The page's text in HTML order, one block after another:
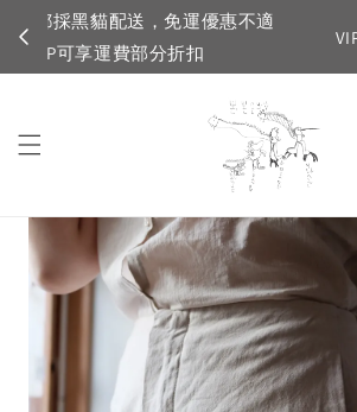
VIP滿1500免運，一般會員滿